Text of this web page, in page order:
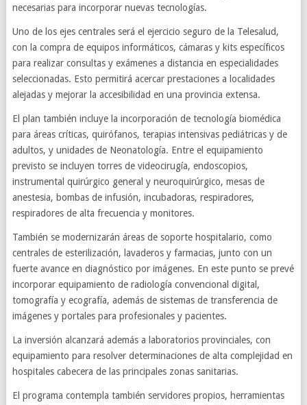
necesarias para incorporar nuevas tecnologías.
Uno de los ejes centrales será el ejercicio seguro de la Telesalud,
con la compra de equipos informáticos, cámaras y kits específicos
para realizar consultas y exámenes a distancia en especialidades
seleccionadas. Esto permitirá acercar prestaciones a localidades
alejadas y mejorar la accesibilidad en una provincia extensa.
El plan también incluye la incorporación de tecnología biomédica
para áreas críticas, quirófanos, terapias intensivas pediátricas y de
adultos, y unidades de Neonatología. Entre el equipamiento
previsto se incluyen torres de videocirugía, endoscopios,
instrumental quirúrgico general y neuroquirúrgico, mesas de
anestesia, bombas de infusión, incubadoras, respiradores,
respiradores de alta frecuencia y monitores.
También se modernizarán áreas de soporte hospitalario, como
centrales de esterilización, lavaderos y farmacias, junto con un
fuerte avance en diagnóstico por imágenes. En este punto se prevé
incorporar equipamiento de radiología convencional digital,
tomografía y ecografía, además de sistemas de transferencia de
imágenes y portales para profesionales y pacientes.
La inversión alcanzará además a laboratorios provinciales, con
equipamiento para resolver determinaciones de alta complejidad en
hospitales cabecera de las principales zonas sanitarias.
El programa contempla también servidores propios, herramientas